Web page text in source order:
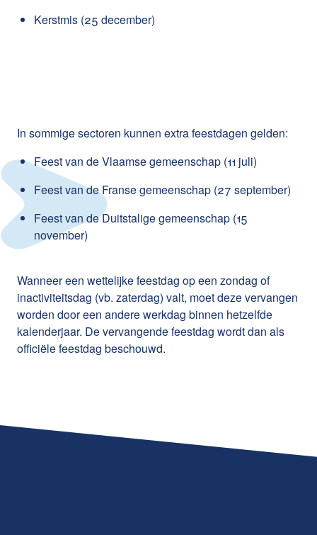
Kerstmis (25 december)
In sommige sectoren kunnen extra feestdagen gelden:
Feest van de Vlaamse gemeenschap (11 juli)
Feest van de Franse gemeenschap (27 september)
Feest van de Duitstalige gemeenschap (15
november)
Wanneer een wettelijke feestdag op een zondag of
inactiviteitsdag (vb. zaterdag) valt, moet deze vervangen
worden door een andere werkdag binnen hetzelfde
kalenderjaar. De vervangende feestdag wordt dan als
officiële feestdag beschouwd.